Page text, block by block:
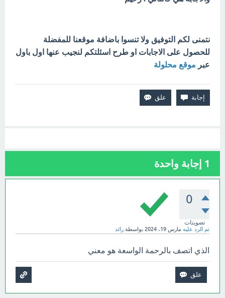
نتمنى لكم التوفيق ولا تنسوا باضافة موقعنا للمفضلة
للحصول على الاجابات او طرح اسئلتكم لنجيب عنها اول باول
عبر موقع محلولة
1 إجابة واحدة
0
تصويتات
تم الرد عليه مارس 19، 2024 بواسطة رائد
الذي اتصف بالرحمة الواسعة هو معني